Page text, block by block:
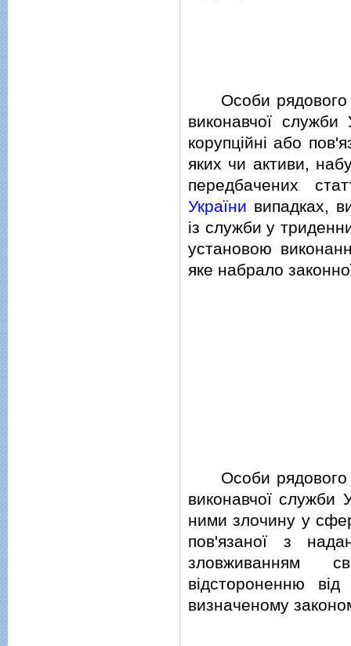
Особи рядового i
виконавчої служби
корупцiйнi або
яких чи активи,
передбачених
України випадках,
iз служби у
установою
яке набрало
Особи рядового i
виконавчої служби
ними злочину у
пов'язаної з
зловживанням
вiдстороненню
визначеному